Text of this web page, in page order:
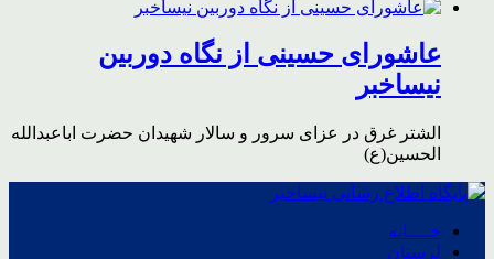
عاشورای حسینی از نگاه دوربین
نیساخبر
الشتر غرق در عزای سرور و سالار شهیدان حضرت اباعبدالله
الحسین(ع)
خــــانه
لرستان